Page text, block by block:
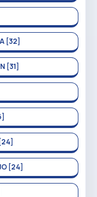
[32]
[31]
[24]